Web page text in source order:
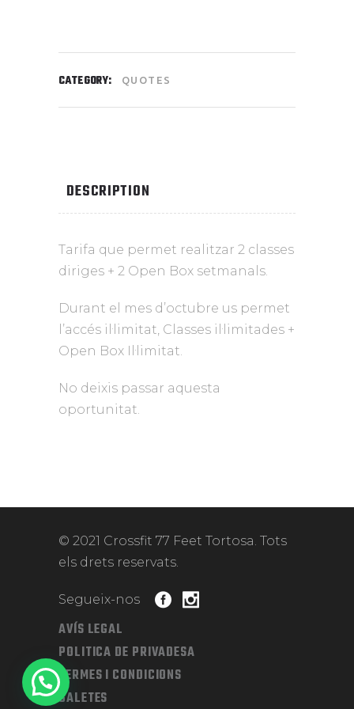
CATEGORY: QUOTES
DESCRIPTION
Tarifa que permet realitzar 2 classes
diriges + 2 Open Box setmanals.
Durant el mes d’octubre us permet
l’accés il·limitat, Classes il·limitades +
Open Box Il·limitat.
No deixis passar aquesta
oportunitat.
© 2021 Crossfit 77 Feet Tortosa. Tots
els drets reservats.
Segueix-nos
AVÍS LEGAL
POLITICA DE PRIVADESA
TERMES I CONDICIONS
GALETES